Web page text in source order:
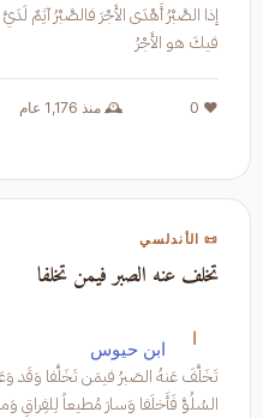
إذا الصَّبْرُ
فيكَ هو الأَجْرُ
❤️ 0 🕰️ منذ 1,176 عام
📜 الأندلسي
تخلف عنه الصبر فيمن تخلفا
ا ابن حيوس
تَخَلَّفَ عَنهُ الصَبرُ